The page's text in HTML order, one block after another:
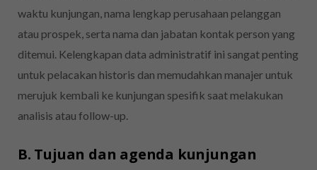
waktu kunjungan, nama lengkap perusahaan pelanggan
atau prospek, serta nama dan jabatan kontak person yang
ditemui. Kelengkapan data administratif ini sangat penting
untuk pelacakan historis dan memudahkan manajer untuk
merujuk kembali ke kunjungan spesifik saat melakukan
analisis atau follow-up.
B. Tujuan dan agenda kunjungan